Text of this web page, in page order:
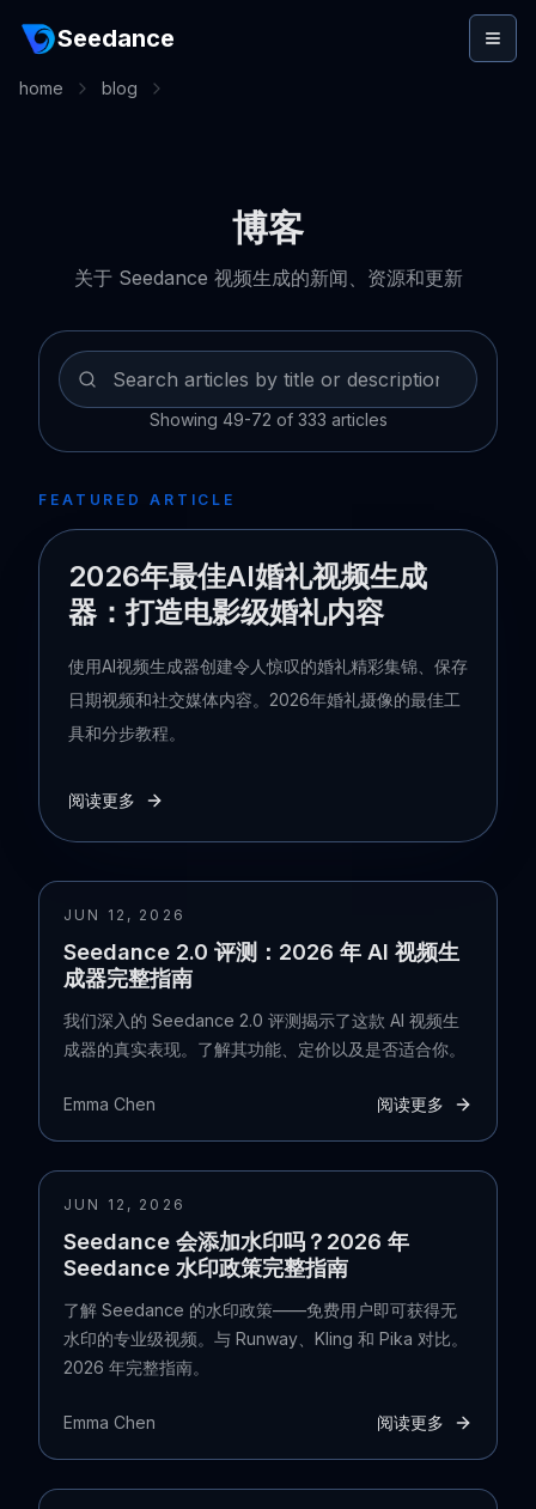
Seedance
home blog
博客
关于 Seedance 视频生成的新闻、资源和更新
Showing 49-72 of 333 articles
FEATURED ARTICLE
2026年最佳AI婚礼视频生成
器：打造电影级婚礼内容
使用AI视频生成器创建令人惊叹的婚礼精彩集锦、保存
日期视频和社交媒体内容。2026年婚礼摄像的最佳工
具和分步教程。
阅读更多
JUN 12, 2026
Seedance 2.0 评测：2026 年 AI 视频生
成器完整指南
我们深入的 Seedance 2.0 评测揭示了这款 AI 视频生
成器的真实表现。了解其功能、定价以及是否适合你。
Emma Chen 阅读更多
JUN 12, 2026
Seedance 会添加水印吗？2026 年
Seedance 水印政策完整指南
了解 Seedance 的水印政策——免费用户即可获得无
水印的专业级视频。与 Runway、Kling 和 Pika 对比。
2026 年完整指南。
Emma Chen 阅读更多